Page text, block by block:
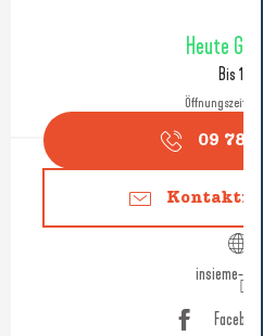
Öffnungszeiten
Heute
Bis 19:00
Öffnungszeiten
09 78
insieme-